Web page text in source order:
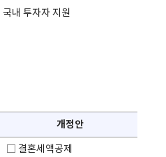
내 투자자 지원
개정안
□ 결혼세액공제